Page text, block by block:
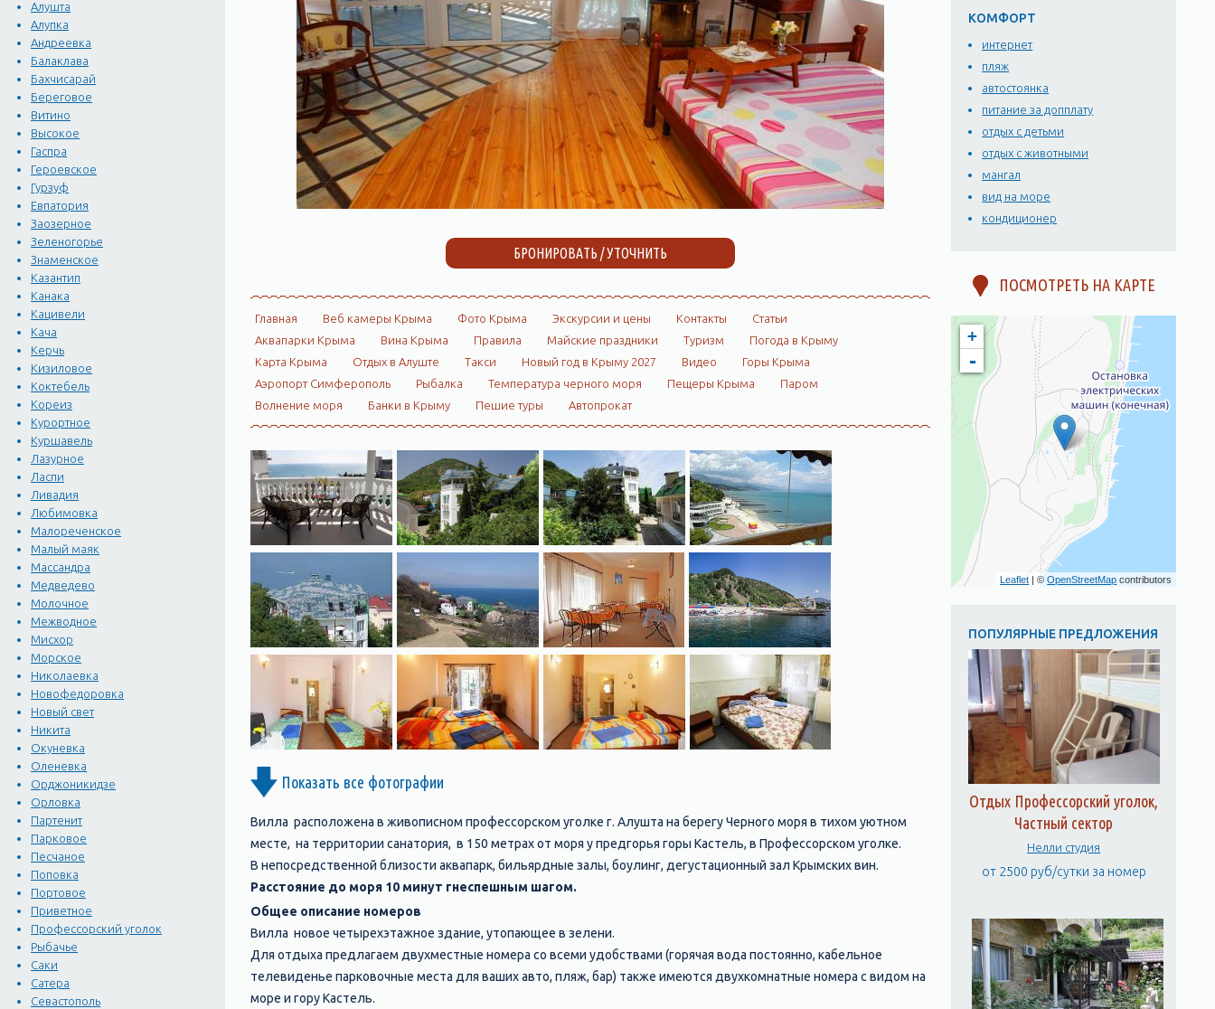
Алушта
Алупка
Андреевка
Балаклава
Бахчисарай
Береговое
Витино
Высокое
Гаспра
Героевское
Гурзуф
Евпатория
Заозерное
Зеленогорье
Знаменское
Казантип
Канака
Кацивели
Кача
Керчь
Кизиловое
Коктебель
Кореиз
Курортное
Куршавель
Лазурное
Ласпи
Ливадия
Любимовка
Малореченское
Малый маяк
Массандра
Медведево
Молочное
Межводное
Мисхор
Морское
Николаевка
Новофедоровка
Новый свет
Никита
Окуневка
Оленевка
Орджоникидзе
Орловка
Партенит
Парковое
Песчаное
Поповка
Портовое
Приветное
Профессорский уголок
Рыбачье
Саки
Сатера
Севастополь
БРОНИРОВАТЬ / УТОЧНИТЬ
Главная Веб камеры Крыма Фото Крыма Экскурсии и цены Контакты
Статьи
Аквапарки Крыма
Вина Крыма Правила Майские праздники Туризм
Погода в Крыму
Карта Крыма
Отдых в Алуште Такси Новый год в Крыму 2027 Видео
Горы Крыма
Аэропорт Симферополь
Рыбалка Температура черного моря Пещеры Крыма
Паром
Волнение моря
Банки в Крыму Пешие туры Автопрокат
Показать все фотографии
Вилла расположена в живописном профессорском уголке г. Алушта на берегу Черного моря в тихом уютном
месте, на территории санатория, в 150 метрах от моря у предгорья горы Кастель, в Профессорском уголке.
В непосредственной близости аквапарк, бильярдные залы, боулинг, дегустационный зал Крымских вин.
Расстояние до моря 10 минут гнеспешным шагом.
Общее описание номеров
Вилла новое четырехэтажное здание, утопающее в зелени.
Для отдыха предлагаем двухместные номера со всеми удобствами (горячая вода постоянно, кабельное
телевиденье парковочные места для ваших авто, пляж, бар) также имеются двухкомнатные номера с видом на
море и гору Кастель.
КОМФОРТ
интернет
пляж
автостоянка
питание за допплату
отдых с детьми
отдых с животными
мангал
вид на море
кондиционер
ПОСМОТРЕТЬ НА КАРТЕ
+
-
Leaflet | ©OpenStreetMap contributors
ПОПУЛЯРНЫЕ ПРЕДЛОЖЕНИЯ
Отдых Профессорский уголок,
Частный сектор
Нелли студия
от 2500 руб/сутки за номер